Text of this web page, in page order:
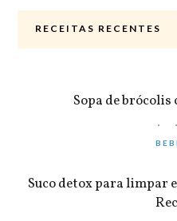
RECEITAS RECENTES
Sopa de brócolis
Suco detox para limpar